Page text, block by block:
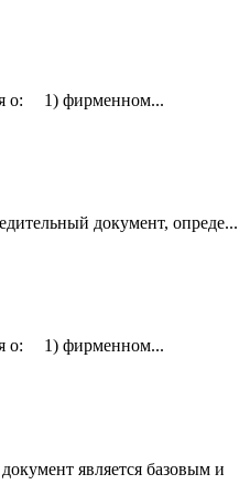
о: 1) фирменном...
документ, опреде...
о: 1) фирменном...
является базовым и